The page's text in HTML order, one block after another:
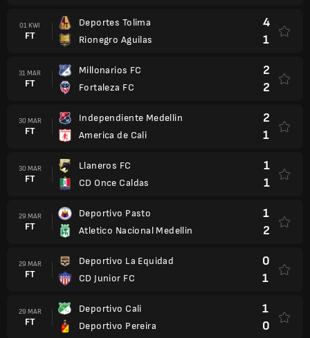
01 KWI
FT
Deportes Tolima
Rionegro Aguilas
4
1
31 MAR
FT
Millonarios FC
Fortaleza FC
2
2
30 MAR
FT
Independiente Medellin
America de Cali
2
1
30 MAR
FT
Llaneros FC
CD Once Caldas
1
1
29 MAR
FT
Deportivo Pasto
Atletico Nacional Medellin
1
2
29 MAR
FT
Deportivo La Equidad
CD Junior FC
0
1
29 MAR
FT
Deportivo Cali
Deportivo Pereira
1
0